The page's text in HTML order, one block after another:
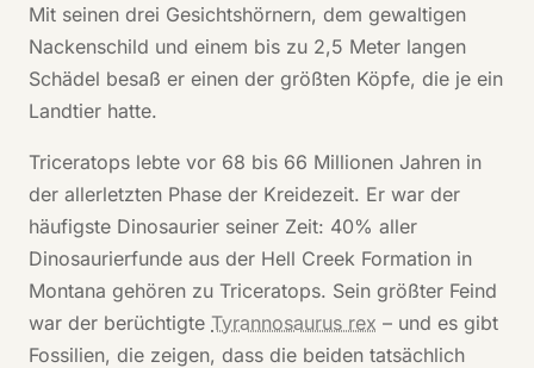
Mit seinen drei Gesichtshörnern, dem gewaltigen
Nackenschild und einem bis zu 2,5 Meter langen
Schädel besaß er einen der größten Köpfe, die je ein
Landtier hatte.
Triceratops lebte vor 68 bis 66 Millionen Jahren in
der allerletzten Phase der Kreidezeit. Er war der
häufigste Dinosaurier seiner Zeit: 40% aller
Dinosaurierfunde aus der Hell Creek Formation in
Montana gehören zu Triceratops. Sein größter Feind
war der berüchtigte Tyrannosaurus rex – und es gibt
Fossilien, die zeigen, dass die beiden tatsächlich